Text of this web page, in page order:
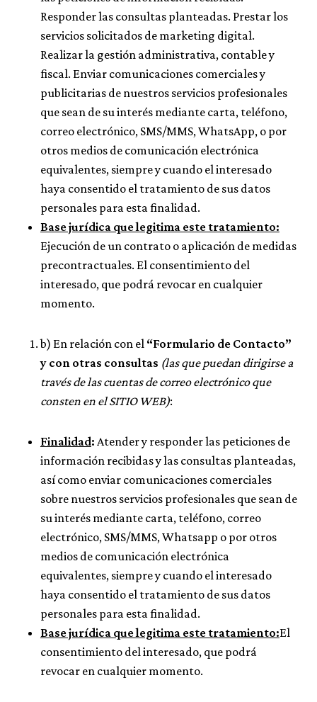
Responder las consultas planteadas. Prestar los
servicios solicitados de marketing digital.
Realizar la gestión administrativa, contable y
fiscal. Enviar comunicaciones comerciales y
publicitarias de nuestros servicios profesionales
que sean de su interés mediante carta, teléfono,
correo electrónico, SMS/MMS, WhatsApp, o por
otros medios de comunicación electrónica
equivalentes, siempre y cuando el interesado
haya consentido el tratamiento de sus datos
personales para esta finalidad.
Base jurídica que legitima este tratamiento:
Ejecución de un contrato o aplicación de medidas
precontractuales. El consentimiento del
interesado, que podrá revocar en cualquier
momento.
b) En relación con el “Formulario de Contacto”
y con otras consultas (las que puedan dirigirse a
través de las cuentas de correo electrónico que
consten en el SITIO WEB):
Finalidad: Atender y responder las peticiones de
información recibidas y las consultas planteadas,
así como enviar comunicaciones comerciales
sobre nuestros servicios profesionales que sean de
su interés mediante carta, teléfono, correo
electrónico, SMS/MMS, Whatsapp o por otros
medios de comunicación electrónica
equivalentes, siempre y cuando el interesado
haya consentido el tratamiento de sus datos
personales para esta finalidad.
Base jurídica que legitima este tratamiento:El
consentimiento del interesado, que podrá
revocar en cualquier momento.